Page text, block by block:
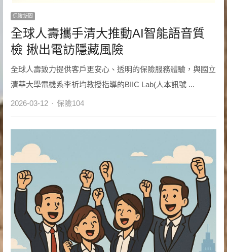
保險新聞
全球人壽攜手清大推動AI智能語音質
檢 揪出電訪隱藏風險
全球人壽致力提供客戶更安心、透明的保險服務體驗，與國立
清華大學電機系李祈均教授指導的BIIC Lab(人本訊號 ...
2026-03-12 Author
保險104